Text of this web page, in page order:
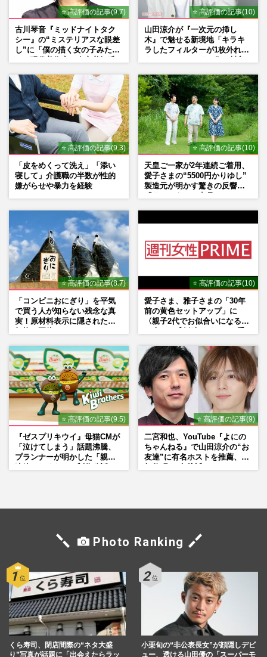
⭐ 高評価の記事(9.7)
古川琴音『ミッドナイトタク
シー』の“ミステリアスな眼差
し”に「僕の描く女の子みた
⭐ 高評価の記事(10)
山田涼介が『一次元の挿し
木』で魅せる新境地「キラキ
ラしたフィルターが1枚外れて
⭐ 高評価の記事(9.3)
「皮をめくって洗え」「添い
寝して」介護職の半数が性的
嫌がらせや暴力を経験
⭐ 高評価の記事(10)
天皇ご一家が2年連続ご着用、
愛子さまの“5500円かりゆし”
製造元が明かす驚きの反響
⭐ 高評価の記事(8.7)
「コンビニおにぎり」を平気
で買う人が知らない残念な真
実！原材料表示に隠された添
⭐ 高評価の記事(10)
愛子さま、雅子さまの「30年
前の黄色セットアップ」に
〈親子2代でお似合いになる〉
⭐ 高評価の記事(9.5)
『ゼスプリキウイ』母猫CMが
「泣けてしまう」話題沸騰、
プランナーが明かした「親に
⭐ 高評価の記事(9)
二宮和也、YouTube『よにの
ちゃんねる』で山田涼介の“お
友達”に有名ホストを推薦、歌
Photo Ranking
くら寿司、閉店間際の“ネタ大盛
り”写真が話題に「出会えたらラッ
小栗旬の“非公表長女”が顔隠しデビ
ュー、透ける山田優の「スーパーモ